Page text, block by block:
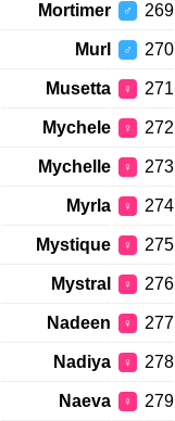
269
♂
Mortimer
270
♂
Murl
271
♀
Musetta
272
♀
Mychele
273
♀
Mychelle
274
♀
Myrla
275
♀
Mystique
276
♀
Mystral
277
♀
Nadeen
278
♀
Nadiya
279
♀
Naeva